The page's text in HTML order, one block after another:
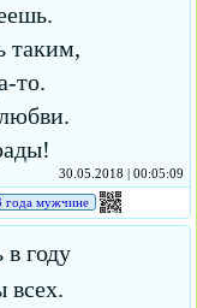
таким,
то.
30.05.2018 | 00:05:09
года мужчине
году
всех.